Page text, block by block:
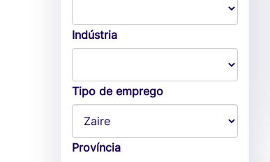
Indústria
Tipo de emprego
Província